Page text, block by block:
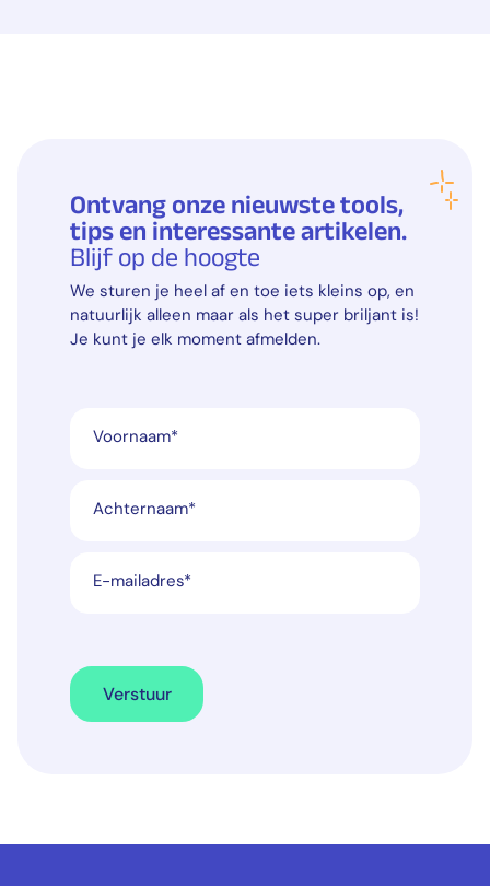
Ontvang onze nieuwste tools,
tips en interessante artikelen.
Blijf op de hoogte
We sturen je heel af en toe iets kleins op, en
natuurlijk alleen maar als het super briljant is!
Je kunt je elk moment afmelden.
Voornaam*
Achternaam*
E-mailadres*
Verstuur